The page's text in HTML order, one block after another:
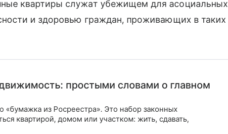
квартиры служат убежищем для асоциальных
и здоровью граждан, проживающих в таких
простыми словами о главном
«бумажка из Росреестра». Это набор законных
квартирой, домом или участком: жить, сдавать,